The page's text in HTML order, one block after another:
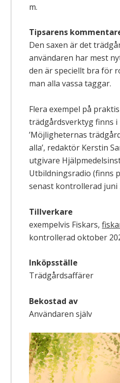
m.
Tipsarens
Den saxen är det
användaren har mest
den är speciellt bra för
man alla vassa taggar.
Flera exempel på
trädgårdsverktyg finns i
’Möjligheternas
alla’, redaktör Kerstin
utgivare
Utbildningsradio (finns
senast kontrollerad juni
Tillverkare
exempelvis Fiskars,
kontrollerad oktober
Inköpsställe
Trädgårdsaffärer
Bekostad av
Användaren själv